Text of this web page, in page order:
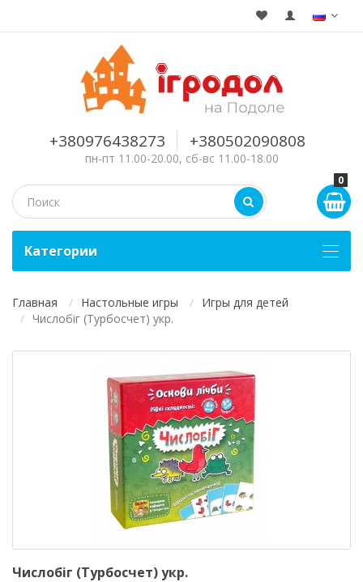
+380976438273 +380502090808
пн-пт 11.00-20.00, сб-вс 11.00-18.00
0
Kатегории
Главная Настольные игры
Игры для детей
Числобіг (Турбосчет) укр.
Числобіг (Турбосчет) укр.